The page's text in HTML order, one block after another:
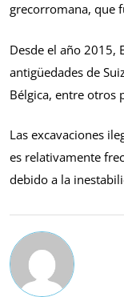
grecorromana, que
Desde el año 2015,
antigüedades de
Bélgica, entre otros
Las excavaciones
es relativamente
debido a la